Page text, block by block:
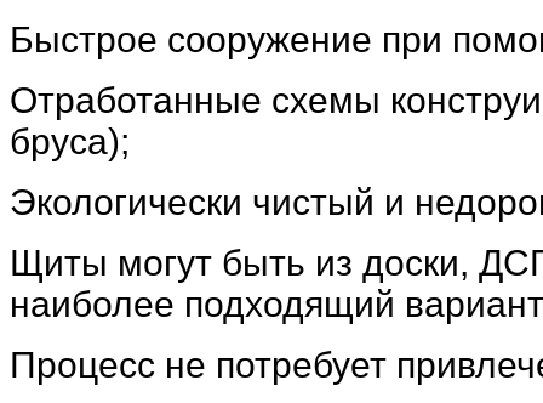
Быстрое сооружение при
Отработанные схемы
бруса);
Экологически чистый и
Щиты могут быть из доски,
наиболее подходящий
Процесс не потребует